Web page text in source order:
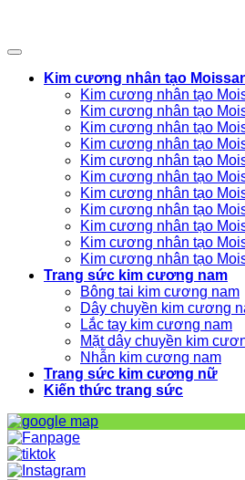
Kim cương nhân tạo
Kim cương nhân tạo
Kim cương nhân tạo
Kim cương nhân tạo
Kim cương nhân tạo
Kim cương nhân tạo
Kim cương nhân tạo
Kim cương nhân tạo
Kim cương nhân tạo
Kim cương nhân tạo
Kim cương nhân tạo
Kim cương nhân tạo
Trang sức kim cương nam
Bông tai kim cương nam
Dây chuyền kim cương
Lắc tay kim cương nam
Mặt dây chuyền kim
Nhẫn kim cương nam
Trang sức kim cương nữ
Kiến thức trang sức